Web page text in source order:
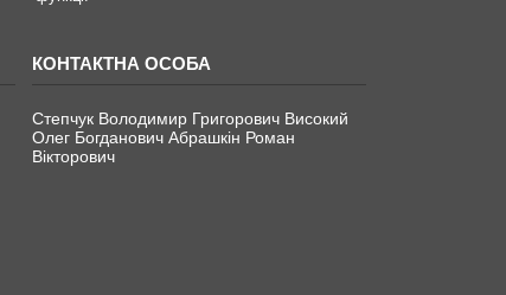
Степчук Володимир Григорович Високий
Олег Богданович Абрашкін Роман
Вікторович